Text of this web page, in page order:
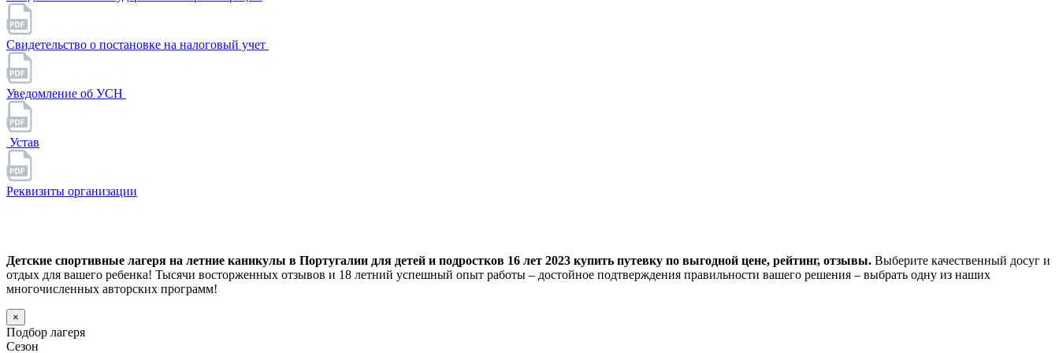
Свидетельство о постановке на налоговый учет
Уведомление об УСН
Устав
Реквизиты организации
Детские спортивные лагеря на летние каникулы в Португалии для детей и подростков 16 лет 2023 купить путевку по выгодной цене, рейтинг, отзывы. Выберите качественный досуг и
отдых для вашего ребенка! Тысячи восторженных отзывов и 18 летний успешный опыт работы – достойное подтверждения правильности вашего решения – выбрать одну из наших
многочисленных авторских программ!
×
Подбор лагеря
Сезон